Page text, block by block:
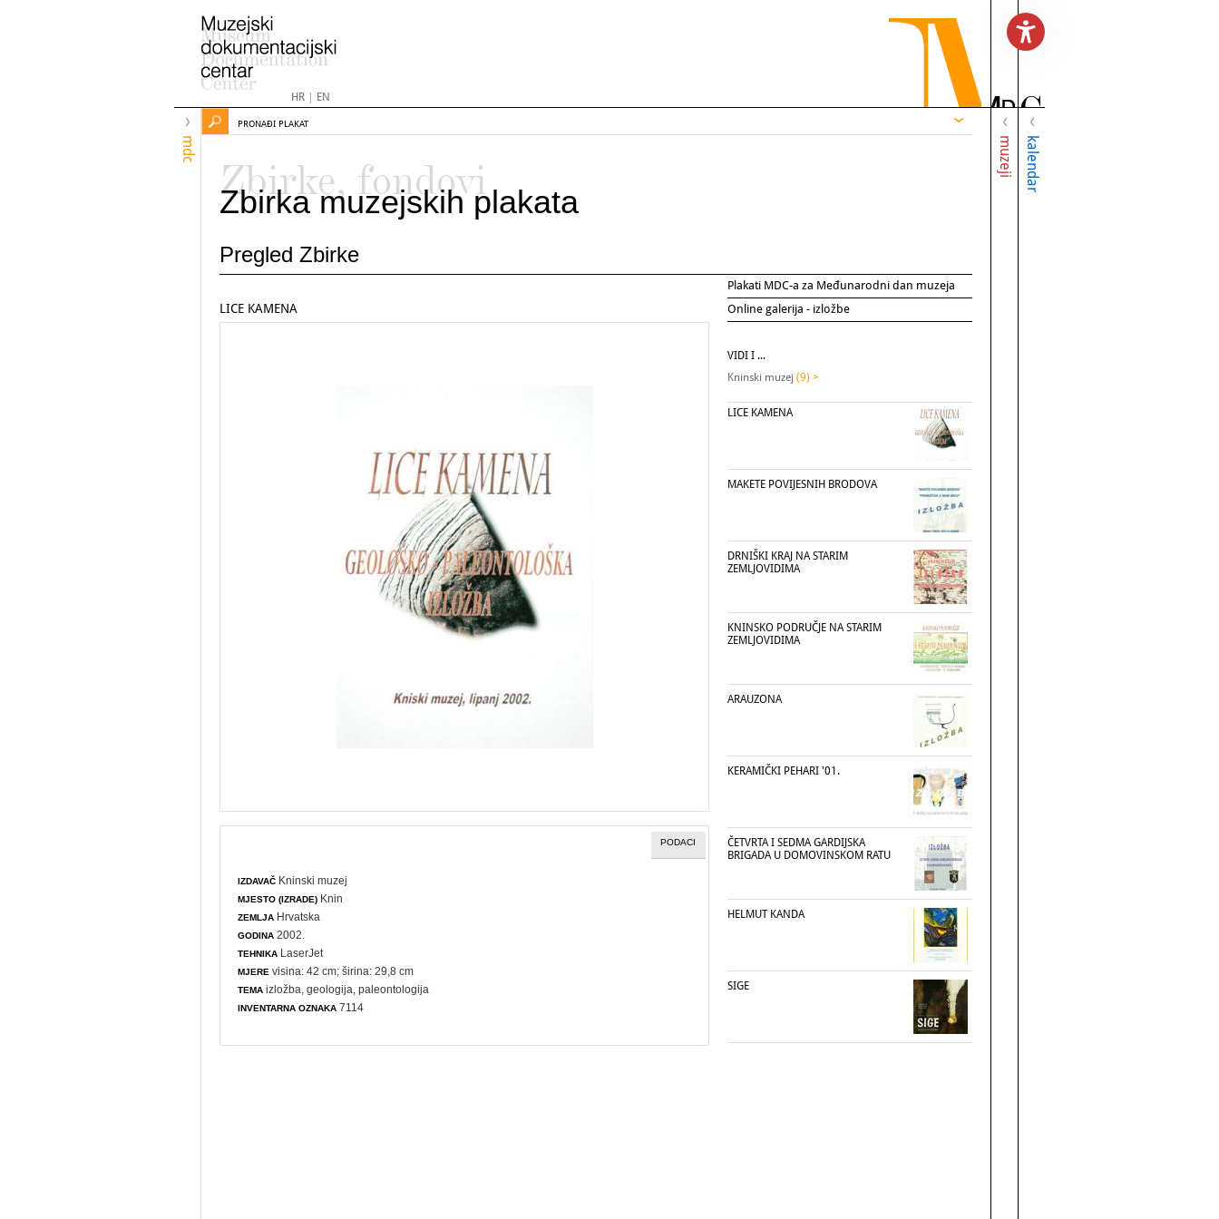
HR| EN
mdc muzeji kalendar
PRONAĐI PLAKAT
Zbirke, fondovi
Zbirka muzejskih plakata
Pregled Zbirke
Plakati MDC-a za Međunarodni dan muzeja
Online galerija - izložbe
LICE KAMENA
PODACI
IZDAVAČ Kninski muzej
MJESTO (IZRADE) Knin
ZEMLJA Hrvatska
GODINA 2002.
TEHNIKA LaserJet
MJERE visina: 42 cm; širina: 29,8 cm
TEMA izložba ,geologija ,paleontologija
INVENTARNA OZNAKA 7114
VIDI I ...
Kninski muzej (9) >
LICE KAMENA
MAKETE POVIJESNIH BRODOVA
DRNIŠKI KRAJ NA STARIM
ZEMLJOVIDIMA
KNINSKO PODRUČJE NA STARIM
ZEMLJOVIDIMA
ARAUZONA
KERAMIČKI PEHARI '01.
ČETVRTA I SEDMA GARDIJSKA
BRIGADA U DOMOVINSKOM RATU
HELMUT KANDA
SIGE